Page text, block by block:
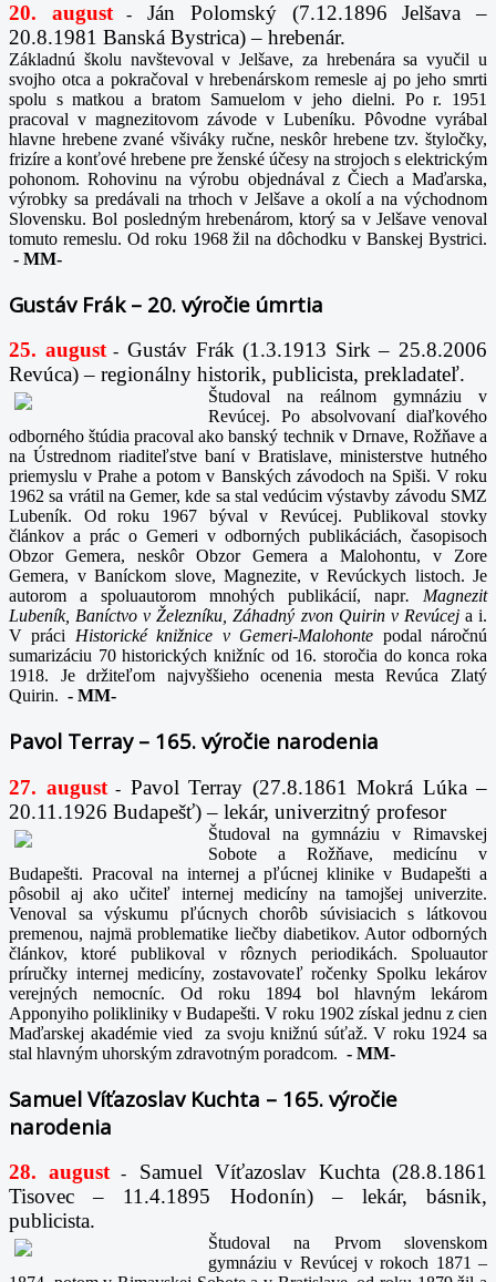
20. august-
Ján Polomský (7.12.1896 Jelšava –
20.8.1981 Banská Bystrica) – hrebenár.
Základnú školu navštevoval v Jelšave, za hrebenára sa vyučil u
svojho otca a pokračoval v hrebenárskom remesle aj po jeho smrti
spolu s matkou a bratom Samuelom v jeho dielni. Po r. 1951
pracoval v magnezitovom závode v Lubeníku. Pôvodne vyrábal
hlavne hrebene zvané všiváky ručne, neskôr hrebene tzv. štyločky,
frizíre a konťové hrebene pre ženské účesy na strojoch s elektrickým
pohonom. Rohovinu na výrobu objednával z Čiech a Maďarska,
výrobky sa predávali na trhoch v Jelšave a okolí a na východnom
Slovensku. Bol posledným hrebenárom, ktorý sa v Jelšave venoval
tomuto remeslu. Od roku 1968 žil na dôchodku v Banskej Bystrici.
- MM-
Gustáv Frák – 20. výročie úmrtia
25. august- Gustáv Frák (1.3.1913 Sirk – 25.8.2006
Revúca) – regionálny historik, publicista, prekladateľ.
Študoval na reálnom gymnáziu v
Revúcej. Po absolvovaní diaľkového
odborného štúdia pracoval ako banský technik v Drnave, Rožňave a
na Ústrednom riaditeľstve baní v Bratislave, ministerstve hutného
priemyslu v Prahe a potom v Banských závodoch na Spiši. V roku
1962 sa vrátil na Gemer, kde sa stal vedúcim výstavby závodu SMZ
Lubeník. Od roku 1967 býval v Revúcej. Publikoval stovky
článkov a prác o Gemeri v odborných publikáciách, časopisoch
Obzor Gemera, neskôr Obzor Gemera a Malohontu, v Zore
Gemera, v Baníckom slove, Magnezite, v Revúckych listoch. Je
autorom a spoluautorom mnohých publikácií, napr. Magnezit
Lubeník, Baníctvo v Železníku, Záhadný zvon Quirin v Revúcej a i.
V práci Historické knižnice v Gemeri-Malohonte podal náročnú
sumarizáciu 70 historických knižníc od 16. storočia do konca roka
1918. Je držiteľom najvyššieho ocenenia mesta Revúca Zlatý
Quirin. - MM-
Pavol Terray – 165. výročie narodenia
27. august- Pavol Terray (27.8.1861 Mokrá Lúka –
20.11.1926 Budapešť) – lekár, univerzitný profesor
Študoval na gymnáziu v Rimavskej
Sobote a Rožňave, medicínu v
Budapešti. Pracoval na internej a pľúcnej klinike v Budapešti a
pôsobil aj ako učiteľ internej medicíny na tamojšej univerzite.
Venoval sa výskumu pľúcnych chorôb súvisiacich s látkovou
premenou, najmä problematike liečby diabetikov. Autor odborných
článkov, ktoré publikoval v rôznych periodikách. Spoluautor
príručky internej medicíny, zostavovateľ ročenky Spolku lekárov
verejných nemocníc. Od roku 1894 bol hlavným lekárom
Apponyiho polikliniky v Budapešti. V roku 1902 získal jednu z cien
Maďarskej akadémie vied za svoju knižnú súťaž. V roku 1924 sa
stal hlavným uhorským zdravotným poradcom. - MM-
Samuel Víťazoslav Kuchta – 165. výročie
narodenia
28. august -
Samuel Víťazoslav Kuchta (28.8.1861
Tisovec – 11.4.1895 Hodonín) – lekár, básnik,
publicista.
Študoval na Prvom slovenskom
gymnáziu v Revúcej v rokoch 1871 –